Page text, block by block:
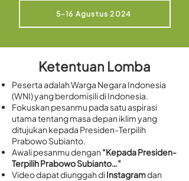
5–16 Agustus 2024
Ketentuan Lomba
⁠⁠Peserta adalah Warga Negara Indonesia
(WNI) yang berdomisili di Indonesia.
Fokuskan pesanmu pada satu aspirasi
utama tentang masa depan iklim yang
ditujukan kepada Presiden-Terpilih
Prabowo Subianto.
Awali pesanmu dengan “Kepada Presiden-
Terpilih Prabowo Subianto…”
Video dapat diunggah diInstagramdan